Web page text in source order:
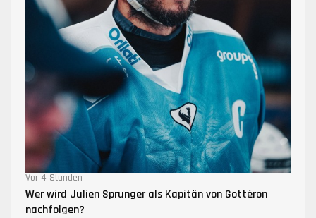
Vor 4 Stunden
Wer wird Julien Sprunger als Kapitän von Gottéron
nachfolgen?